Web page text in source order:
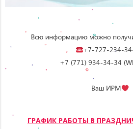
Всю информацию можно
+7-727-234-
+7 (771) 934-34-34
Ваш ИРМ
Навигация
ГРАФИК РАБОТЫ В